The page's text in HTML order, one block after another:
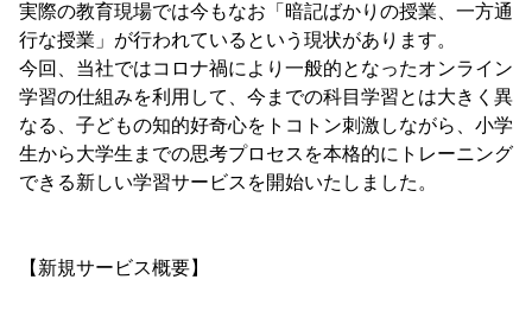
実際の教育現場では今もなお「暗記ばかりの授業、一方通
行な授業」が行われているという現状があります。
今回、当社ではコロナ禍により一般的となったオンライン
学習の仕組みを利用して、今までの科目学習とは大きく異
なる、子どもの知的好奇心をトコトン刺激しながら、小学
生から大学生までの思考プロセスを本格的にトレーニング
できる新しい学習サービスを開始いたしました。
【新規サービス概要】